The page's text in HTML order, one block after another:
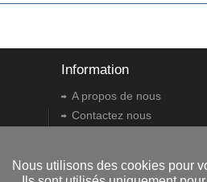
Nous utilisons des cookies pour
Information
A propos de nous
Contactez nous
Droit de rétractation